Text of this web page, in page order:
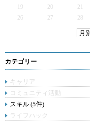
19
20 21
26
27 28
カテゴリー
キャリア
コミュニティ活動
スキル (5件)
ライフハック